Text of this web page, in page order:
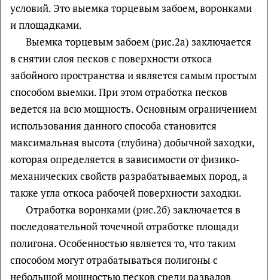
условий. Это выемка торцевым забоем, воронками
и площадками.
Выемка торцевым забоем (рис.2а) заключается
в снятии слоя песков с поверхности откоса
забойного пространства и является самым простым
способом выемки. При этом отработка песков
ведется на всю мощность. Основным ограничением
использования данного способа становится
максимальная высота (глубина) добычной заходки,
которая определяется в зависимости от физико-
механических свойств разрабатываемых пород, а
также угла откоса рабочей поверхности заходки.
Отработка воронками (рис.2б) заключается в
последовательной точечной отработке площади
полигона. Особенностью является то, что таким
способом могут отрабатываться полигоны с
небольшой мощностью песков среди развалов